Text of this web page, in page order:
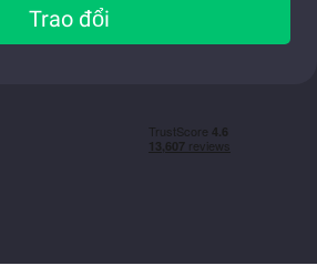
Trao đổi